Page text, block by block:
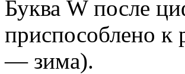
Буква W после
приспособлено к
— зима).